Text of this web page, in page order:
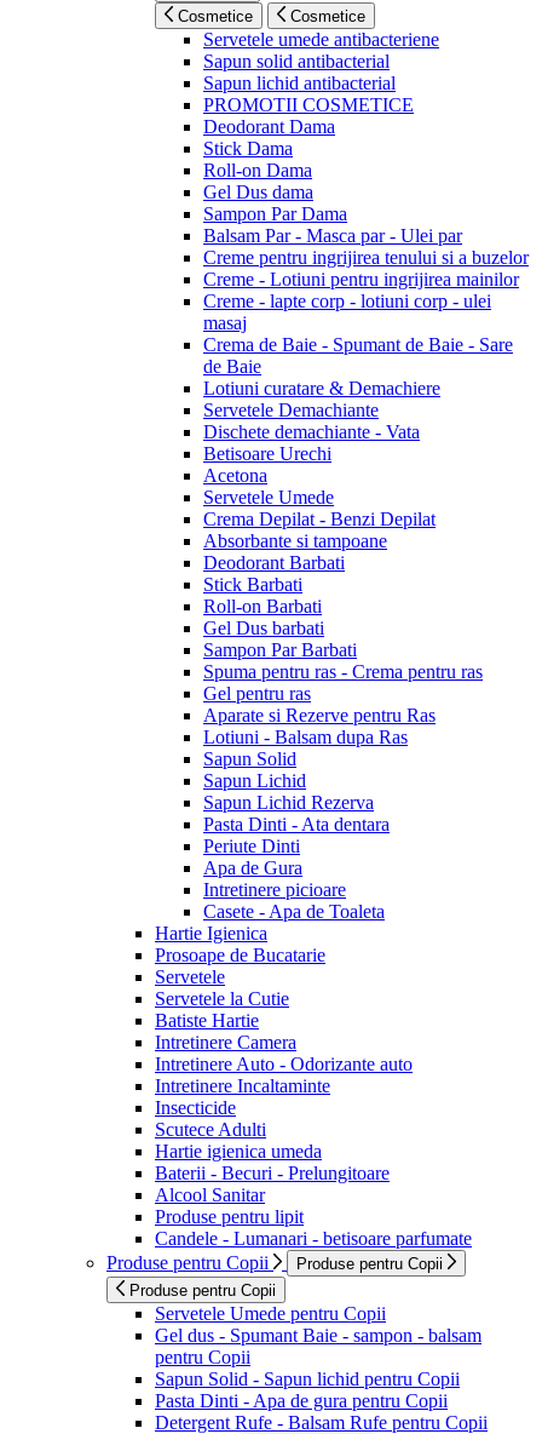
Cosmetice Cosmetice
Servetele umede antibacteriene
Sapun solid antibacterial
Sapun lichid antibacterial
PROMOTII COSMETICE
Deodorant Dama
Stick Dama
Roll-on Dama
Gel Dus dama
Sampon Par Dama
Balsam Par - Masca par - Ulei par
Creme pentru ingrijirea tenului si a buzelor
Creme - Lotiuni pentru ingrijirea mainilor
Creme - lapte corp - lotiuni corp - ulei
masaj
Crema de Baie - Spumant de Baie - Sare
de Baie
Lotiuni curatare & Demachiere
Servetele Demachiante
Dischete demachiante - Vata
Betisoare Urechi
Acetona
Servetele Umede
Crema Depilat - Benzi Depilat
Absorbante si tampoane
Deodorant Barbati
Stick Barbati
Roll-on Barbati
Gel Dus barbati
Sampon Par Barbati
Spuma pentru ras - Crema pentru ras
Gel pentru ras
Aparate si Rezerve pentru Ras
Lotiuni - Balsam dupa Ras
Sapun Solid
Sapun Lichid
Sapun Lichid Rezerva
Pasta Dinti - Ata dentara
Periute Dinti
Apa de Gura
Intretinere picioare
Casete - Apa de Toaleta
Hartie Igienica
Prosoape de Bucatarie
Servetele
Servetele la Cutie
Batiste Hartie
Intretinere Camera
Intretinere Auto - Odorizante auto
Intretinere Incaltaminte
Insecticide
Scutece Adulti
Hartie igienica umeda
Baterii - Becuri - Prelungitoare
Alcool Sanitar
Produse pentru lipit
Candele - Lumanari - betisoare parfumate
Produse pentru Copii
Produse pentru Copii
Produse pentru Copii
Servetele Umede pentru Copii
Gel dus - Spumant Baie - sampon - balsam
pentru Copii
Sapun Solid - Sapun lichid pentru Copii
Pasta Dinti - Apa de gura pentru Copii
Detergent Rufe - Balsam Rufe pentru Copii